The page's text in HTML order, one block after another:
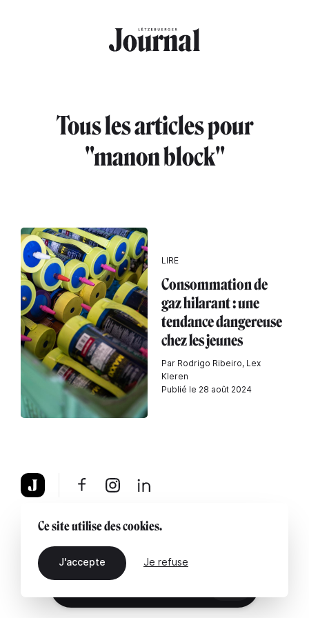
Tous les articles pour
"manon block"
LIRE
Consommation de
gaz hilarant : une
tendance dangereuse
chez les jeunes
Par Rodrigo Ribeiro, Lex
Kleren
Publié le 28 août 2024
À propos Mentions légales Contactez-nous
Ce site utilise des cookies.
J'accepte Je refuse